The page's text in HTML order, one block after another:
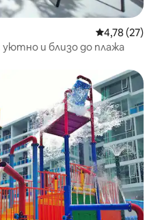
Средна
4,78 (27)
уютно и близо до плажа